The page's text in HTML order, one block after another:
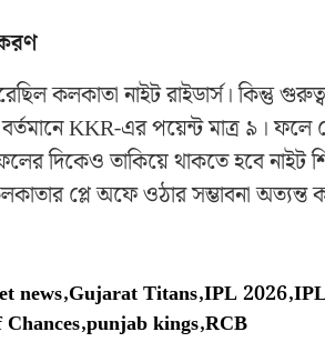
কলকাতা নাইট রাইডার্স। কিন্তু
বর্তমানে KKR-এর পয়েন্ট মাত্র ৯।
দিকেও তাকিয়ে থাকতে হবে নাইট
প্লে অফে ওঠার সম্ভাবনা
news,Gujarat Titans,IPL 2026,
,punjab kings,RCB